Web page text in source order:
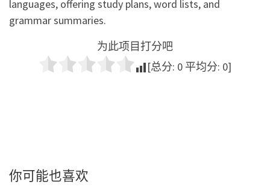
languages, offering study plans, word lists, and
grammar summaries.
为此项目打分吧
[总分: 0 平均分: 0]
你可能也喜欢